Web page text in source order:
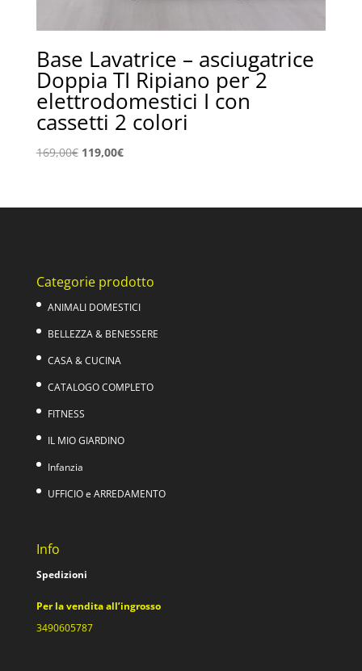
Base Lavatrice – asciugatrice
Doppia TI Ripiano per 2
elettrodomestici I con
cassetti 2 colori
169,00€ Il
era:
119,00€Il
è:
Categorie prodotto
ANIMALI DOMESTICI
BELLEZZA & BENESSERE
CASA & CUCINA
CATALOGO COMPLETO
FITNESS
IL MIO GIARDINO
Infanzia
UFFICIO e ARREDAMENTO
Info
Spedizioni
Per la vendita all’ingrosso
3490605787